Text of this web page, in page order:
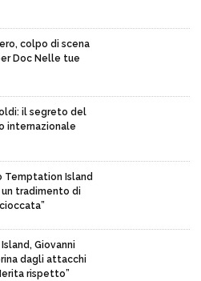
colpo di scena
Doc Nelle tue
il segreto del
internazionale
Temptation Island
tradimento di
Giovanni
dagli attacchi
rispetto”